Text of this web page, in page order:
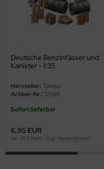
Deutsche Benzinfässer und
Kanister - 1:35
Hersteller: Tamiya
Artikel-Nr.: 35186
Sofort lieferbar
6,95 EUR
inkl. 19 % MwSt. zzgl. Versandkosten
Wall Hobby
Models
2000
Boss
Craft